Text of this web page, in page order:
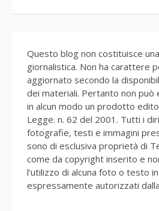
Questo blog non costituisce
giornalistica. Non ha carattere
aggiornato secondo la
dei materiali. Pertanto non può
in alcun modo un prodotto
Legge. n. 62 del 2001. Tutti i
fotografie, testi e immagini
sono di esclusiva proprietà di
come da copyright inserito e
l’utilizzo di alcuna foto o testo
espressamente autorizzati